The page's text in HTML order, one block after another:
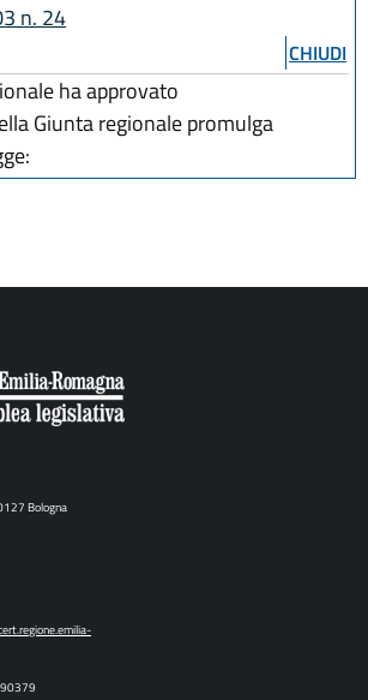
n. 24
CHIUDI
ha approvato
Giunta regionale promulga
Bologna